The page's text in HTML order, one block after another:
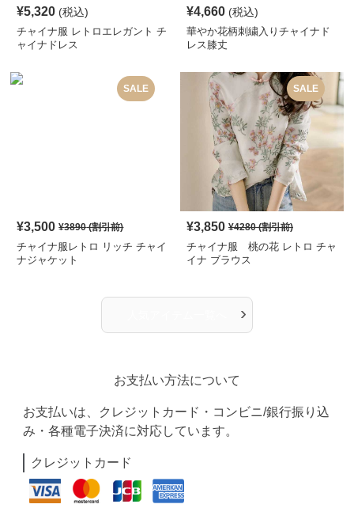
¥5,320 (税込)
チャイナ服 レトロエレガント チ
ャイナドレス
¥4,660 (税込)
華やか花柄刺繍入りチャイナド
レス膝丈
SALE
¥3,500 ¥3890(割引前)
チャイナ服レトロ リッチ チャイ
ナジャケット
SALE
¥3,850 ¥4280(割引前)
チャイナ服 桃の花 レトロ チャ
イナ ブラウス
›
お支払い方法について
お支払いは、クレジットカード・コンビニ/銀行振り込
み・各種電子決済に対応しています。
クレジットカード